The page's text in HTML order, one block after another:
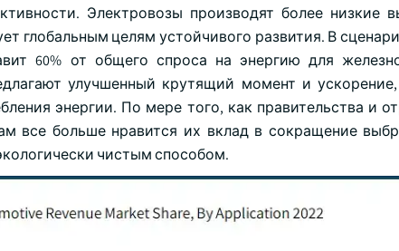
Электровозы производят более низкие
глобальным целям устойчивого развития. В
60% от общего спроса на энергию для
улучшенный крутящий момент и
энергии. По мере того, как правительства и
все больше нравится их вклад в сокращение
чистым способом.